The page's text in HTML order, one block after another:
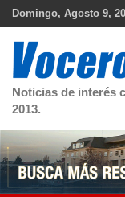
Skip
Domingo, Agosto 9,
Noticias de interés
2013.